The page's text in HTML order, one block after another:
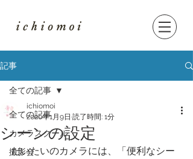
記事
全ての記事
カメラスクール
撮影会
全ての記事
シーンの設定
ichiomoi
2020年1月9日 読了時間: 1分
だいたいのカメラには、「便利なシー